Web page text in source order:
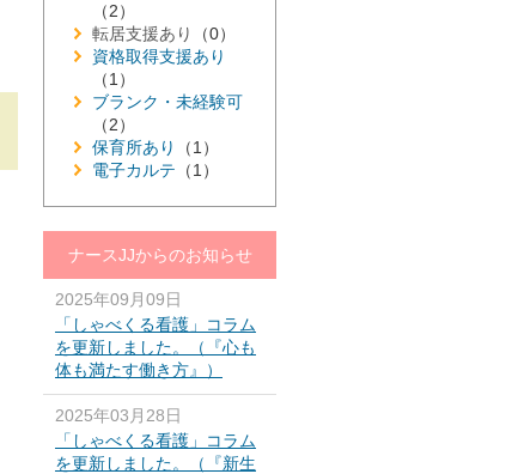
（2）
転居支援あり
（0）
資格取得支援あり
（1）
ブランク・未経験可
（2）
保育所あり
（1）
電子カルテ （1）
ナースJJからのお知らせ
2025年09月09日
「しゃべくる看護」コラム
を更新しました。（『心も
体も満たす働き方』）
2025年03月28日
「しゃべくる看護」コラム
を更新しました。（『新生